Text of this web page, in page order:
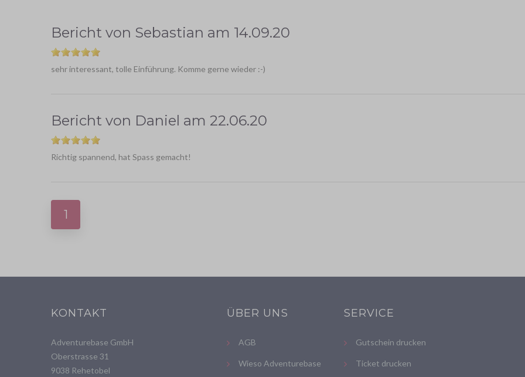
Bericht von Sebastian am 14.09.20
sehr interessant, tolle Einführung. Komme gerne wieder :-)
Bericht von Daniel am 22.06.20
Richtig spannend, hat Spass gemacht!
1
KONTAKT
Adventurebase GmbH
Oberstrasse 31
9038 Rehetobel
ÜBER UNS
AGB
Wieso Adventurebase
SERVICE
Gutschein drucken
Ticket drucken